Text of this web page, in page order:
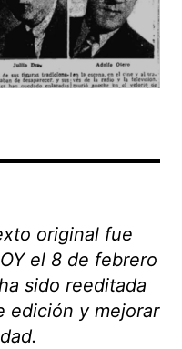
original fue
el 8 de febrero
sido reeditada
edición y mejorar